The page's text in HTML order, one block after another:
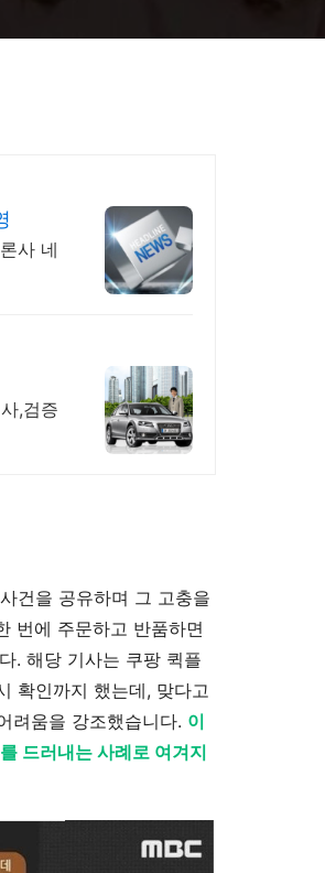
사 네
,검증
건을 공유하며 그 고충을
번에 주문하고 반품하면
. 해당 기사는 쿠팡 퀵플
확인까지 했는데, 맞다고
려움을 강조했습니다. 이
드러내는 사례로 여겨지